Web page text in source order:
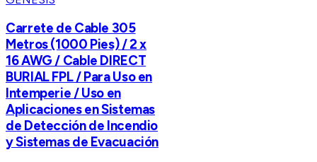
Carrete de Cable 305
Metros (1000 Pies) / 2 x
16 AWG / Cable DIRECT
BURIAL FPL / Para Uso en
Intemperie / Uso en
Aplicaciones en Sistemas
de Detección de Incendio
y Sistemas de Evacuación